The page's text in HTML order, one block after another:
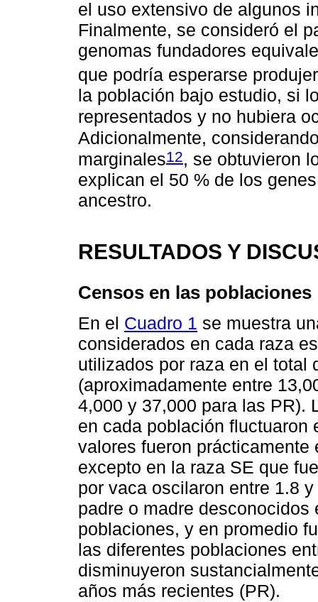
el uso extensivo de algunos
Finalmente, se consideró el
genomas fundadores
que podría esperarse
la población bajo estudio, si
representados y no hubiera
Adicionalmente,
marginales12, se obtuvieron
explican el 50 % de los
ancestro.
RESULTADOS Y
Censos en las poblaciones
En el Cuadro 1 se muestra
considerados en cada raza
utilizados por raza en el total
(aproximadamente entre
4,000 y 37,000 para las PR).
en cada población fluctuaron
valores fueron
excepto en la raza SE que
por vaca oscilaron entre 1.8
padre o madre
poblaciones, y en promedio
las diferentes poblaciones
disminuyeron
años más recientes (PR).